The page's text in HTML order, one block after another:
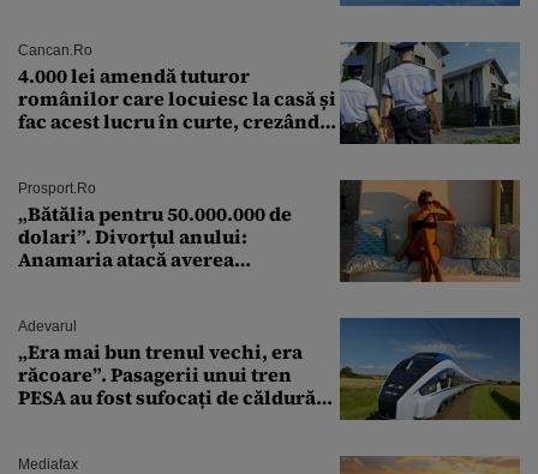
Cancan.ro
4.000 lei amendă tuturor
românilor care locuiesc la casă și
fac acest lucru în curte, crezând
Prosport.ro
„Bătălia pentru 50.000.000 de
dolari”. Divorțul anului:
Anamaria atacă averea
Adevarul
„Era mai bun trenul vechi, era
răcoare”. Pasagerii unui tren
PESA au fost sufocați de căldură
Mediafax